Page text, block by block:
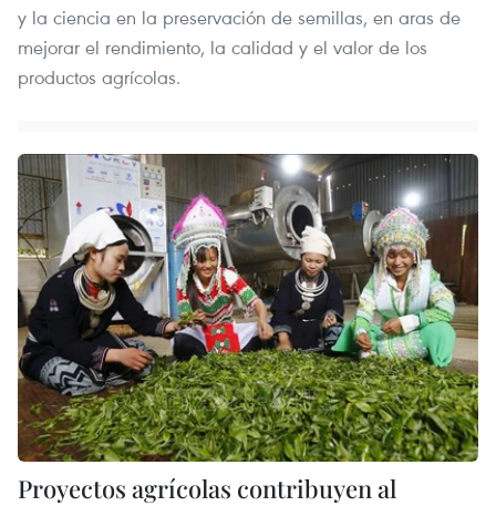
y la ciencia en la preservación de semillas, en aras de
mejorar el rendimiento, la calidad y el valor de los
productos agrícolas.
Proyectos agrícolas contribuyen al